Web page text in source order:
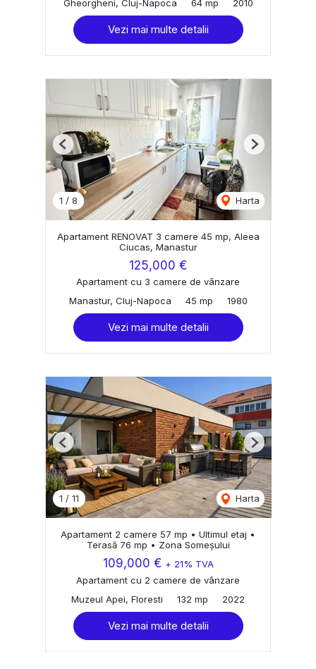
Gheorgheni, Cluj-Napoca 64 mp 2010
Vezi mai multe detalii
1 / 8 Harta
Previous Next
Apartament RENOVAT 3 camere 45 mp, Aleea
Ciucas, Manastur
125,000 €
Apartament cu 3 camere de vânzare
Manastur, Cluj-Napoca
45 mp 1980
Vezi mai multe detalii
1 / 11 Harta
Previous Next
Apartament 2 camere 57 mp • Ultimul etaj •
Terasă 76 mp • Zona Someșului
109,000 € + 21% TVA
Apartament cu 2 camere de vânzare
Muzeul Apei, Floresti
132 mp 2022
Vezi mai multe detalii